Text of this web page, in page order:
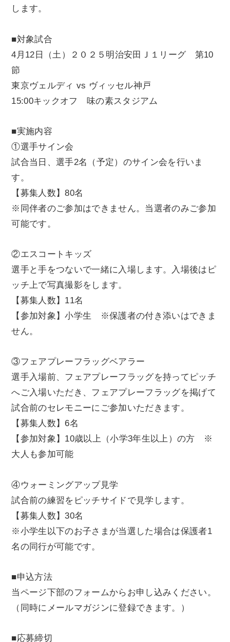
します。
■対象試合
4月12日（土）２０２５明治安田Ｊ１リーグ 第10
節
東京ヴェルディ vs ヴィッセル神戸
15:00キックオフ 味の素スタジアム
■実施内容
①選手サイン会
試合当日、選手2名（予定）のサイン会を行いま
す。
【募集人数】80名
※同伴者のご参加はできません。当選者のみご参加
可能です。
②エスコートキッズ
選手と手をつないで一緒に入場します。入場後はピ
ッチ上で写真撮影をします。
【募集人数】11名
【参加対象】小学生 ※保護者の付き添いはできま
せん。
③フェアプレーフラッグベアラー
選手入場前、フェアプレーフラッグを持ってピッチ
へご入場いただき、フェアプレーフラッグを掲げて
試合前のセレモニーにご参加いただきます。
【募集人数】6名
【参加対象】10歳以上（小学3年生以上）の方 ※
大人も参加可能
④ウォーミングアップ見学
試合前の練習をピッチサイドで見学します。
【募集人数】30名
※小学生以下のお子さまが当選した場合は保護者1
名の同行が可能です。
■申込方法
当ページ下部のフォームからお申し込みください。
（同時にメールマガジンに登録できます。）
■応募締切